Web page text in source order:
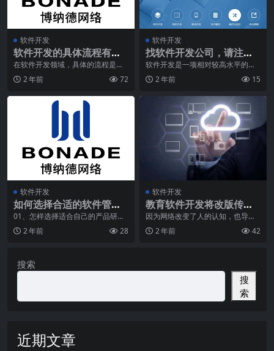
软件开发
软件开发的具体流程有哪
些？
在软件开发领域，具体的流程是非
常关键的，它决定着项目的成功与
否。下面将详细介绍软
2 年前 72
软件开发
找软件开发公司，请注意
这3方面的问题！
软件开发是一项相对较高水平的专
业工作。如果您想找到专业的软件
开发公司，则需要为许
2 年前 15
软件开发
如何选择合适的软件管理
系统？
01、怎样选择适合自己的产品研发
管理软件系统？ 企业信息化系统因
为涉及到单位多，
2 年前 28
软件开发
教育软件开发将改版传统
的教育形式
因为网络改变了人的认知，也导致
了教育的创新，从教学思想、教学
理念、教学组织形态、
2 年前 42
搜索
搜
索
近期文章